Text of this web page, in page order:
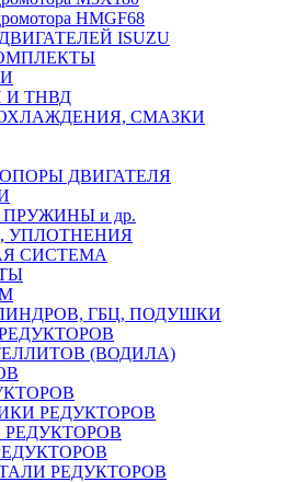
HMGF68
ISUZU
И ТНВД
СМАЗКИ
ДВИГАТЕЛЯ
и др.
УПЛОТНЕНИЯ
СИСТЕМА
ГБЦ, ПОДУШКИ
(ВОДИЛА)
РЕДУКТОРОВ
РЕДУКТОРОВ